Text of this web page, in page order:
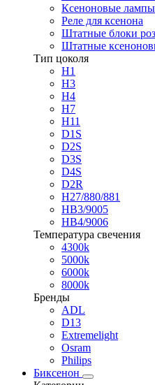
Ксеноновые
Реле для ксенона
Штатные блоки
Штатные
Тип цоколя
H1
H3
H4
H7
H11
D1S
D2S
D3S
D4S
D2R
H27/880/881
HB3/9005
HB4/9006
Температура свечения
4300k
5000k
6000k
8000k
Бренды
ADL
D13
Extremelight
Osram
Philips
Биксенон